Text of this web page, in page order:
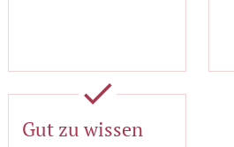
done
Gut zu wissen